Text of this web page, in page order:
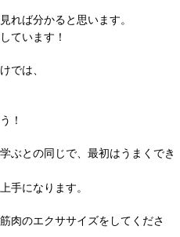
れば分かると思います。
ています！
では、
！
ぶとの同じで、最初はうまくでき
手になります。
肉のエクササイズをしてくださ